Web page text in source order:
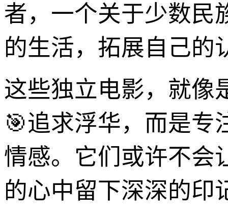
者，一个关于少数民
的生活，拓展自己的
这些独立电影，就像
🎯追求浮华，而是专
情感。它们或许不会
的心中留下深深的印